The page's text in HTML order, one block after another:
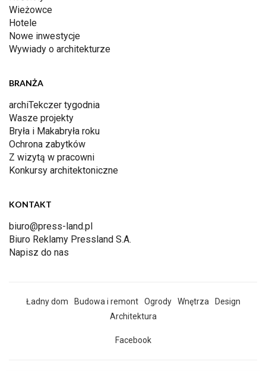
Wieżowce
Hotele
Nowe inwestycje
Wywiady o architekturze
BRANŻA
archiTekczer tygodnia
Wasze projekty
Bryła i Makabryła roku
Ochrona zabytków
Z wizytą w pracowni
Konkursy architektoniczne
KONTAKT
biuro@press-land.pl
Biuro Reklamy Pressland S.A.
Napisz do nas
Ładny dom Budowa i remont Ogrody Wnętrza
Design
Architektura
Facebook